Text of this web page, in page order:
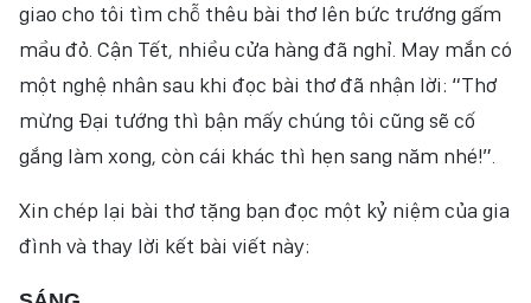
giao cho tôi tìm chỗ thêu bài thơ lên bức trướng gấm
mầu đỏ. Cận Tết, nhiều cửa hàng đã nghỉ. May mắn có
một nghệ nhân sau khi đọc bài thơ đã nhận lời: “Thơ
mừng Đại tướng thì bận mấy chúng tôi cũng sẽ cố
gắng làm xong, còn cái khác thì hẹn sang năm nhé!”.
Xin chép lại bài thơ tặng bạn đọc một kỷ niệm của gia
đình và thay lời kết bài viết này: